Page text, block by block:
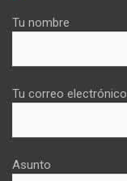
Tu nombre
Tu correo electrónico
Asunto